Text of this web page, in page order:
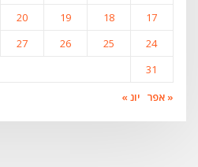
17
18
19
20
24
25
26
27
31
« אפר יונ »